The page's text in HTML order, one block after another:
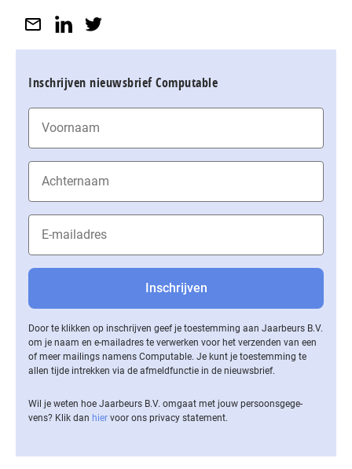
Inschrijven nieuwsbrief Computable
Door te klikken op inschrijven geef je toestemming aan Jaarbeurs B.V.
om je naam en e-mailadres te verwerken voor het verzenden van een
of meer mailings namens Computable. Je kunt je toestemming te
allen tijde intrekken via de af­meld­func­tie in de nieuwsbrief.
Wil je weten hoe Jaarbeurs B.V. omgaat met jouw per­soons­ge­ge­
vens? Klik dan hier voor ons privacy statement.